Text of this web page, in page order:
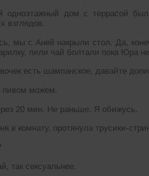
одноэтажный дом с террасой
взглядов.
мы с Аней накрыли стол. Да,
пили чай болтали пока Юра
шампанское, давайте
можем.
мин. Не раньше. Я обижусь.
в комнату, протянула трусики-
сексуальнее.